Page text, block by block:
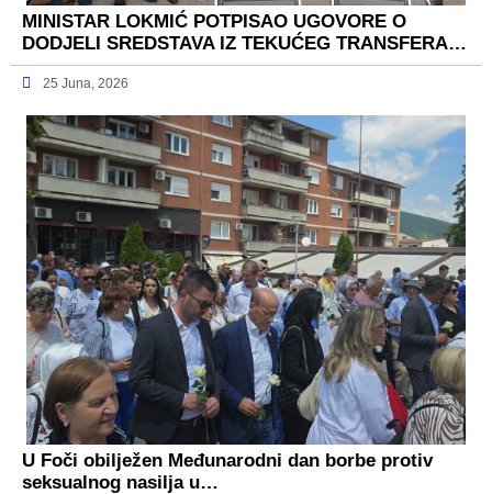
MINISTAR LOKMIĆ POTPISAO UGOVORE O
DODJELI SREDSTAVA IZ TEKUĆEG TRANSFERA…
25 Juna, 2026
U Foči obilježen Međunarodni dan borbe protiv
seksualnog nasilja u…